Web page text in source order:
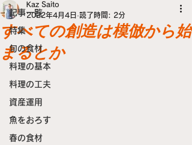
記事一覧
特集
旬の食材
料理の基本
料理の工夫
資産運用
魚をおろす
春の食材
すべての創造は模倣から始
まるとか
Kaz Saito
2022年4月4日 読了時間: 2分